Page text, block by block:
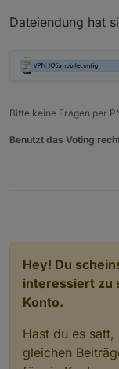
Dateiendung hat
Bitte keine Fragen per
Benutzt das Voting
Hey! Du
interessiert zu
Konto.
Hast du es
gleichen